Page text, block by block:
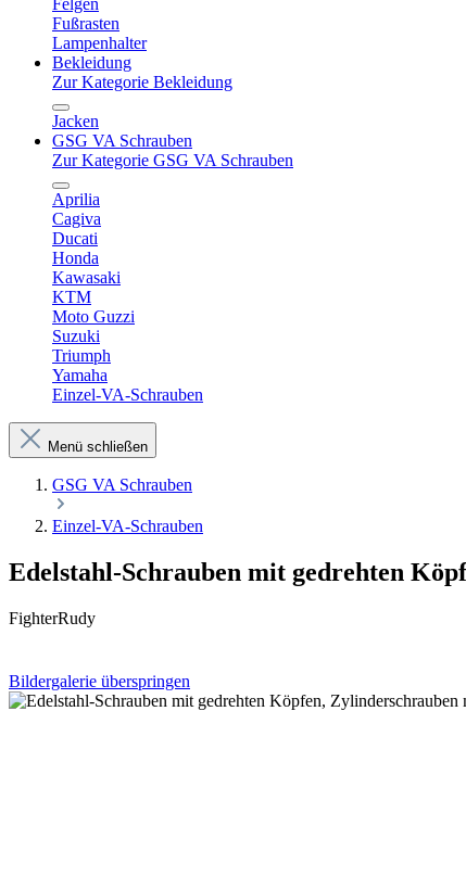
Felgen
Fußrasten
Lampenhalter
Bekleidung
Zur Kategorie Bekleidung
Jacken
GSG VA Schrauben
Zur Kategorie GSG VA Schrauben
Aprilia
Cagiva
Ducati
Honda
Kawasaki
KTM
Moto Guzzi
Suzuki
Triumph
Yamaha
Einzel-VA-Schrauben
Menü schließen
GSG VA Schrauben
Einzel-VA-Schrauben
Edelstahl-Schrauben mit gedrehten
FighterRudy
Bildergalerie überspringen